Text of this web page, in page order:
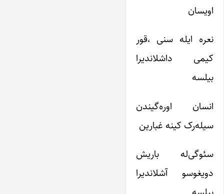
اویسان
نعره ایله سنی ،قور
کیمی داشلاندیرا
بیلسه
انسان اوره‌گیندن
سیله‌رک کینه غبارین
سئوگی‌له باریش
دویغوسو آشلاندیرا